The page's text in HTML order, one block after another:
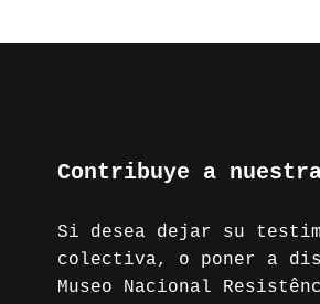
Contribuye a
Si desea dejar su
colectiva, o poner a
Museo Nacional